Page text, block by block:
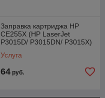
Заправка картриджа HP
CE255X (HP LaserJet
P3015D/ P3015DN/ P3015X)
Услуга
64 руб.